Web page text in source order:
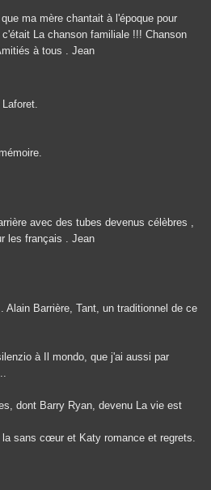
ma mère chantait à l'époque pour
La chanson familiale !!! Chanson
à tous . Jean
avec des tubes devenus célèbres ,
les français . Jean
Barrière, Tant, un traditionnel de ce
à Il mondo, que j'ai aussi par
dont Barry Ryan, devenu La vie est
sans cœur et Katy romance et regrets.